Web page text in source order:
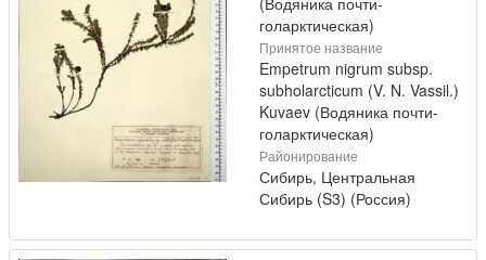
голарктическая)
Принятое название
Empetrum nigrum subsp.
subholarcticum (V. N. Vassil.)
Kuvaev (Водяника почти-
голарктическая)
Районирование
Сибирь, Центральная
Сибирь (S3) (Россия)